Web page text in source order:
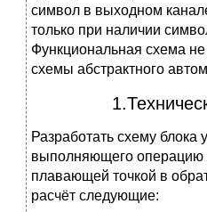
символ в выходном
только при наличии
Функциональная схема не
схемы абстрактного
Разработать схему блока
выполняющего операцию
плавающей точкой в
расчёт следующие: